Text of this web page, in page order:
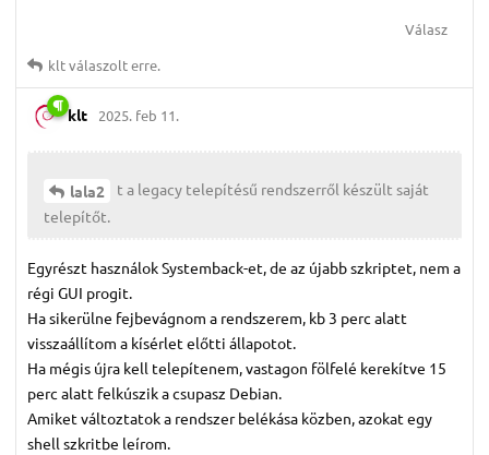
Válasz
kltválaszolt erre.
klt 2025. feb 11.
lala2
t a legacy telepítésű rendszerről készült saját
telepítőt.
Egyrészt használok Systemback-et, de az újabb szkriptet, nem a
régi GUI progit.
Ha sikerülne fejbevágnom a rendszerem, kb 3 perc alatt
visszaállítom a kísérlet előtti állapotot.
Ha mégis újra kell telepítenem, vastagon fölfelé kerekítve 15
perc alatt felkúszik a csupasz Debian.
Amiket változtatok a rendszer belékása közben, azokat egy
shell szkritbe leírom.